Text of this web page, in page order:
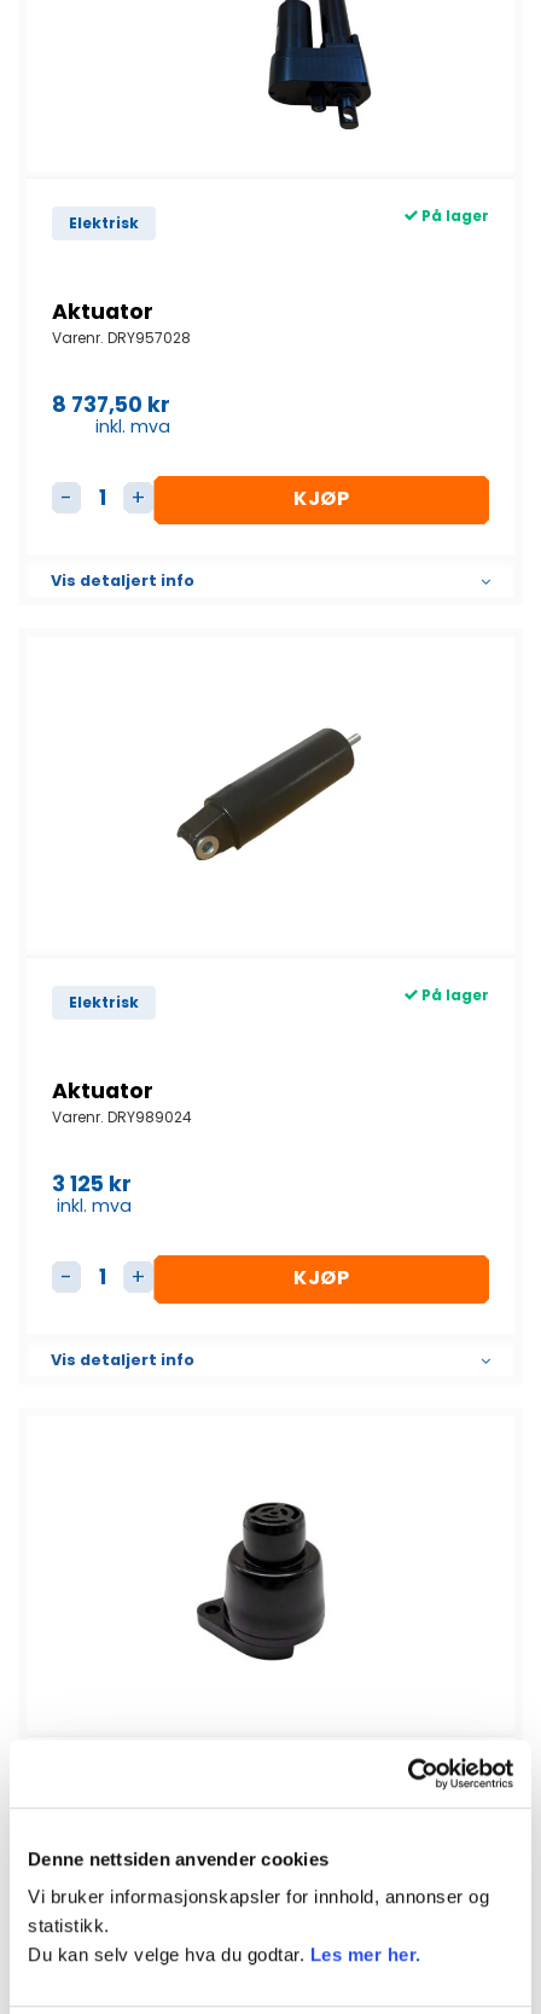
Denne nettsiden anvender cookies
Vi bruker informasjonskapsler for innhold, annonser og
statistikk.
Du kan selv velge hva du godtar. Les mer her.
Elektrisk På lager
Aktuator
Varenr. DRY957028
8 737,50 kr
inkl. mva
Aktuator antall KJØP
Vis detaljert info
Elektrisk På lager
Aktuator
Varenr. DRY989024
3 125 kr
inkl. mva
Aktuator antall KJØP
Vis detaljert info
Bestillingsvare
Alarm
Varenr. DRY956632
392,50kr